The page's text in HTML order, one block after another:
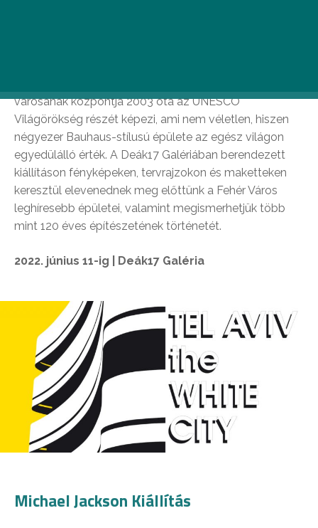
városának központja 2003 óta az UNESCO
Világörökség részét képezi, ami nem véletlen, hiszen
négyezer Bauhaus-stílusú épülete az egész világon
egyedülálló érték. A Deák17 Galériában berendezett
kiállításon fényképeken, tervrajzokon és maketteken
keresztül elevenednek meg előttünk a Fehér Város
leghíresebb épületei, valamint megismerhetjük több
mint 120 éves építészetének történetét.
2022. június 11-ig | Deák17 Galéria
Michael Jackson Kiállítás